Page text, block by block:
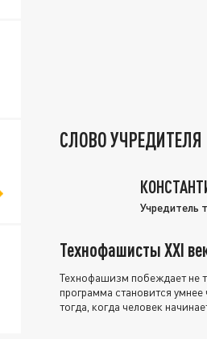
СЛОВО УЧРЕДИТЕЛЯ
Учредитель
Технофашисты XXI
Технофашизм побеждает не
программа становится
тогда, когда человек